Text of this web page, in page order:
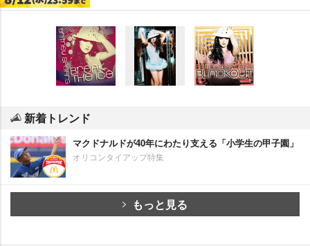
新着トレンド
マクドナルドが40年にわたり支える「小学生の甲子園」
オリコンタイアップ特集
もっと見る